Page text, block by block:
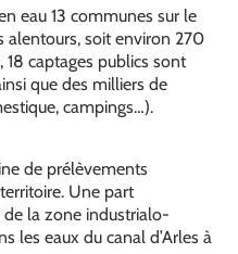
eau 13 communes sur le
alentours, soit environ 270
captages publics sont
que des milliers de
campings…).
de prélèvements
Une part
de la zone industrialo-
les eaux du canal d’Arles à